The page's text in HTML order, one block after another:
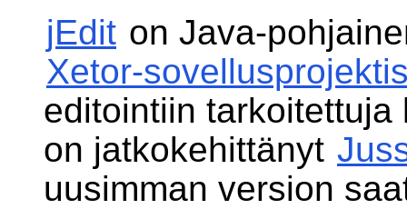
jEdit on Java-
Xetor-
editointiin
on jatkokehittänyt
uusimman version